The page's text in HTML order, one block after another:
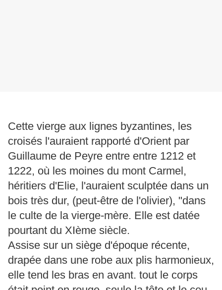
Cette vierge aux lignes byzantines, les
croisés l'auraient rapporté d'Orient par
Guillaume de Peyre entre entre 1212 et
1222, où les moines du mont Carmel,
héritiers d'Elie, l'auraient sculptée dans un
bois très dur, (peut-être de l'olivier), "dans
le culte de la vierge-mère. Elle est datée
pourtant du XIème siècle.
Assise sur un siège d'époque récente,
drapée dans une robe aux plis harmonieux,
elle tend les bras en avant. tout le corps